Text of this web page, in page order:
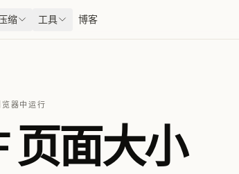
缩 工具 博客
器中运行
页面大小